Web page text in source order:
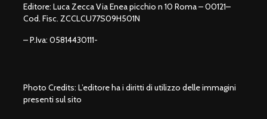
Editore: Luca Zecca Via Enea picchio n 10 Roma – 00121–
Cod. Fisc. ZCCLCU77S09H501N
– P.Iva: 05814430111-
Photo Credits: L’editore ha i diritti di utilizzo delle immagini
presenti sul sito